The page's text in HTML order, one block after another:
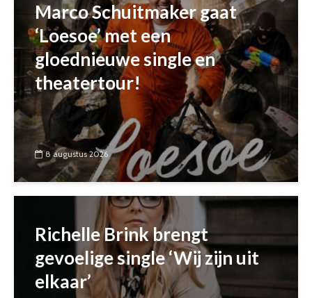
Marco Schuitmaker gaat
‘Loesoe’ met een
gloednieuwe single en
theatertour!
8 augustus 2026
Richelle Brink brengt
gevoelige single ‘Wij zijn uit
elkaar’